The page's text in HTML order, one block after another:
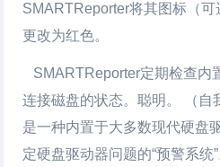
SMARTReporter将其图标（
更改为红色。
SMARTReporter定期检查内
连接磁盘的状态。聪明。 （自
是一种内置于大多数现代硬盘
定硬盘驱动器问题的“预警系统